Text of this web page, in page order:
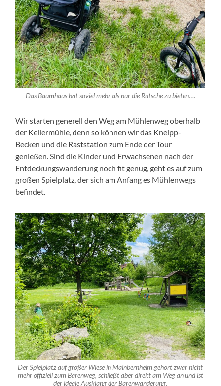
Das Baumhaus hat soviel mehr als nur die Rutsche zu bieten….
Wir starten generell den Weg am Mühlenweg oberhalb
der Kellermühle, denn so können wir das Kneipp-
Becken und die Raststation zum Ende der Tour
genießen. Sind die Kinder und Erwachsenen nach der
Entdeckungswanderung noch fit genug, geht es auf zum
großen Spielplatz, der sich am Anfang es Mühlenwegs
befindet.
Der Spielplatz auf großer Wiese in Mainbernheim gehört zwar nicht
mehr offiziell zum Bärenweg, schließt aber direkt am Weg an und ist
der ideale Ausklang der Bärenwanderung.